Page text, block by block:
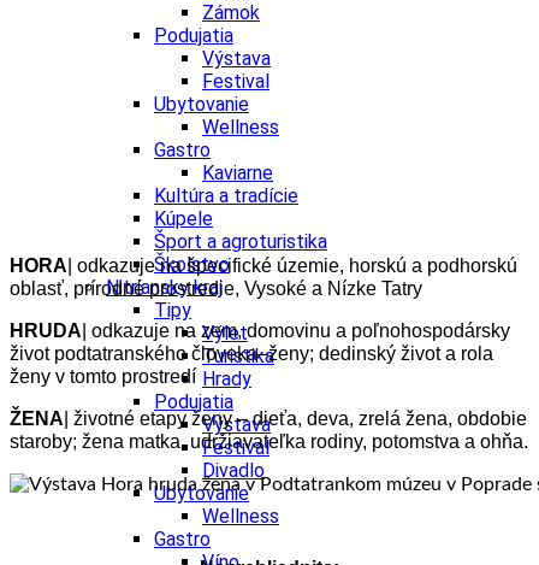
Zámok
Podujatia
Výstava
Festival
Ubytovanie
Wellness
Gastro
Kaviarne
Kultúra a tradície
Kúpele
Šport a agroturistika
Školstvo
Nitriansky kraj
Tipy
Výlet
Turistika
Hrady
Podujatia
Výstava
Festival
Divadlo
Ubytovanie
Wellness
Gastro
HORA | odkazuje na špecifické územie, horskú a podhorskú
oblasť, prírodné prostredie, Vysoké a Nízke Tatry
HRUDA | odkazuje na zem, domovinu a poľnohospodársky
život podtatranského človeka–ženy; dedinský život a rola
ženy v tomto prostredí
ŽENA | životné etapy ženy – dieťa, deva, zrelá žena, obdobie
staroby; žena matka, udržiavateľka rodiny, potomstva a ohňa.